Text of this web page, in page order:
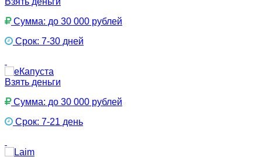
Сумма: до 30 000 рублей
Срок: 7-30 дней
Взять деньги
Сумма: до 30 000 рублей
Срок: 7-21 день